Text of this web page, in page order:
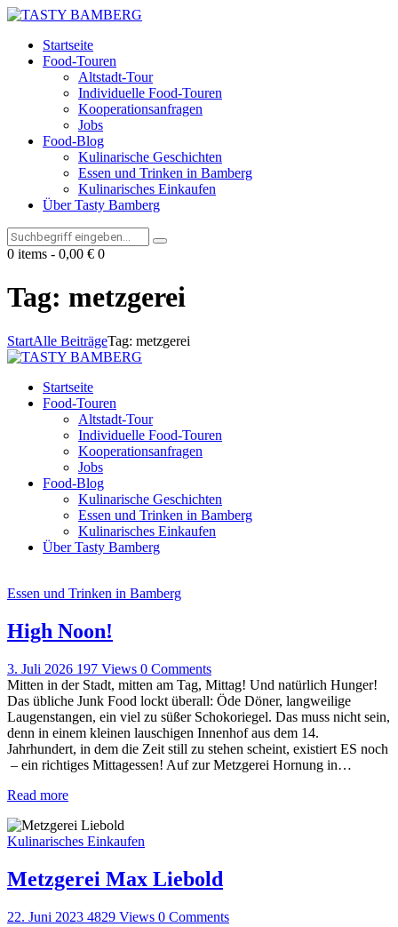
Startseite
Food-Touren
Altstadt-Tour
Individuelle Food-Touren
Kooperationsanfragen
Jobs
Food-Blog
Kulinarische Geschichten
Essen und Trinken in Bamberg
Kulinarisches Einkaufen
Über Tasty Bamberg
0 items - 0,00 € 0
Tag: metzgerei
StartAlle BeiträgeTag: metzgerei
Startseite
Food-Touren
Altstadt-Tour
Individuelle Food-Touren
Kooperationsanfragen
Jobs
Food-Blog
Kulinarische Geschichten
Essen und Trinken in Bamberg
Kulinarisches Einkaufen
Über Tasty Bamberg
Essen und Trinken in Bamberg
High Noon!
3. Juli 2026 197 Views 0 Comments
Mitten in der Stadt, mitten am Tag, Mittag! Und natürlich Hunger!
Das übliche Junk Food lockt überall: Öde Döner, langweilige
Laugenstangen, ein viel zu süßer Schokoriegel. Das muss nicht sein,
denn in einem kleinen lauschigen Innenhof aus dem 14.
Jahrhundert, in dem die Zeit still zu stehen scheint, existiert ES noch
– ein richtiges Mittagessen! Auf zur Metzgerei Hornung in…
Read more
Kulinarisches Einkaufen
Metzgerei Max Liebold
22. Juni 2023 4829 Views 0 Comments